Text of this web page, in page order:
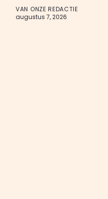
VAN ONZE REDACTIE
augustus 7, 2026